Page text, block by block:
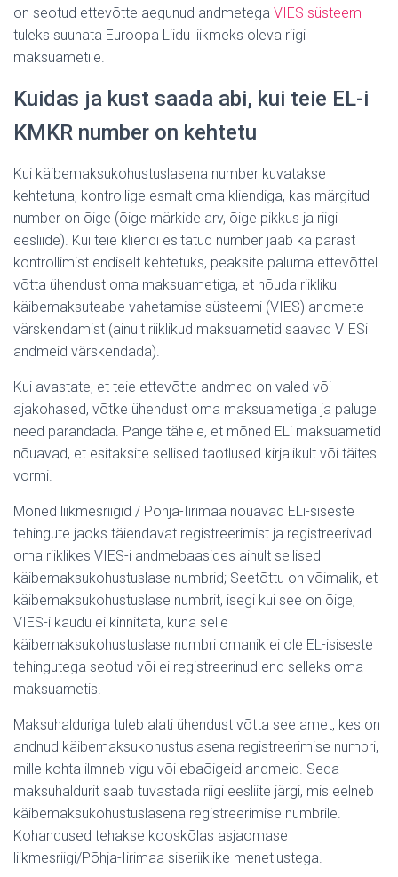
on seotud ettevõtte aegunud andmetega VIES süsteem
tuleks suunata Euroopa Liidu liikmeks oleva riigi
maksuametile.
Kuidas ja kust saada abi, kui teie EL-i
KMKR number on kehtetu
Kui käibemaksukohustuslasena number kuvatakse
kehtetuna, kontrollige esmalt oma kliendiga, kas märgitud
number on õige (õige märkide arv, õige pikkus ja riigi
eesliide). Kui teie kliendi esitatud number jääb ka pärast
kontrollimist endiselt kehtetuks, peaksite paluma ettevõttel
võtta ühendust oma maksuametiga, et nõuda riikliku
käibemaksuteabe vahetamise süsteemi (VIES) andmete
värskendamist (ainult riiklikud maksuametid saavad VIESi
andmeid värskendada).
Kui avastate, et teie ettevõtte andmed on valed või
ajakohased, võtke ühendust oma maksuametiga ja paluge
need parandada. Pange tähele, et mõned ELi maksuametid
nõuavad, et esitaksite sellised taotlused kirjalikult või täites
vormi.
Mõned liikmesriigid / Põhja-Iirimaa nõuavad ELi-siseste
tehingute jaoks täiendavat registreerimist ja registreerivad
oma riiklikes VIES-i andmebaasides ainult sellised
käibemaksukohustuslase numbrid; Seetõttu on võimalik, et
käibemaksukohustuslase numbrit, isegi kui see on õige,
VIES-i kaudu ei kinnitata, kuna selle
käibemaksukohustuslase numbri omanik ei ole EL-isiseste
tehingutega seotud või ei registreerinud end selleks oma
maksuametis.
Maksuhalduriga tuleb alati ühendust võtta see amet, kes on
andnud käibemaksukohustuslasena registreerimise numbri,
mille kohta ilmneb vigu või ebaõigeid andmeid. Seda
maksuhaldurit saab tuvastada riigi eesliite järgi, mis eelneb
käibemaksukohustuslasena registreerimise numbrile.
Kohandused tehakse kooskõlas asjaomase
liikmesriigi/Põhja-Iirimaa siseriiklike menetlustega.